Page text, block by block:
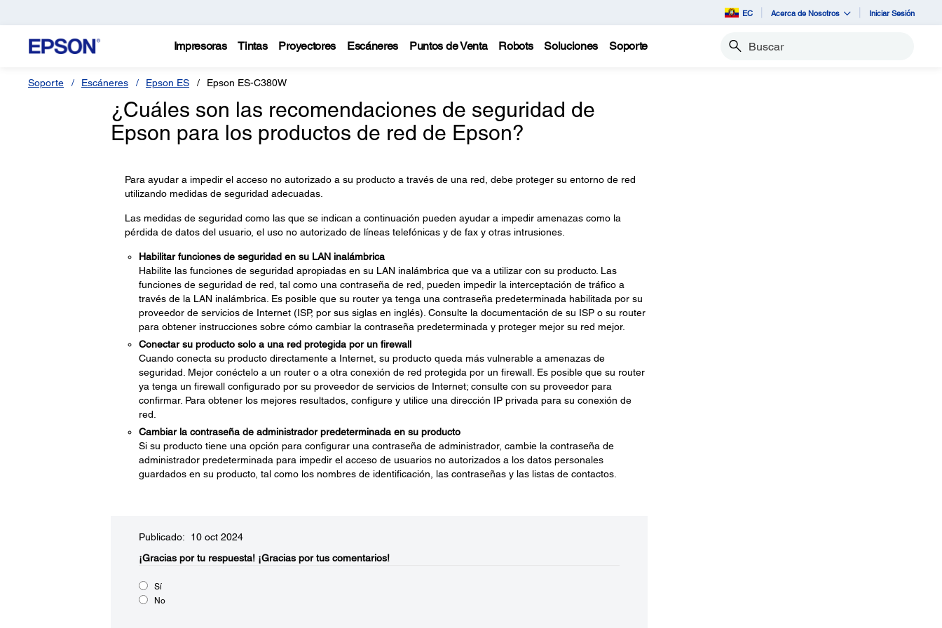
EC Acerca de Nosotros Iniciar Sesión
Impresoras Tintas Proyectores Escáneres Puntos de Venta Robots Soluciones Soporte Buscar
Soporte Escáneres Epson ES Epson ES-C380W
¿Cuáles son las recomendaciones de seguridad de
Epson para los productos de red de Epson?
Para ayudar a impedir el acceso no autorizado a su producto a través de una red, debe proteger su entorno de red
utilizando medidas de seguridad adecuadas.
Las medidas de seguridad como las que se indican a continuación pueden ayudar a impedir amenazas como la
pérdida de datos del usuario, el uso no autorizado de líneas telefónicas y de fax y otras intrusiones.
Habilitar funciones de seguridad en su LAN inalámbrica
Habilite las funciones de seguridad apropiadas en su LAN inalámbrica que va a utilizar con su producto. Las
funciones de seguridad de red, tal como una contraseña de red, pueden impedir la interceptación de tráfico a
través de la LAN inalámbrica. Es posible que su router ya tenga una contraseña predeterminada habilitada por su
proveedor de servicios de Internet (ISP, por sus siglas en inglés). Consulte la documentación de su ISP o su router
para obtener instrucciones sobre cómo cambiar la contraseña predeterminada y proteger mejor su red mejor.
Conectar su producto solo a una red protegida por un firewall
Cuando conecta su producto directamente a Internet, su producto queda más vulnerable a amenazas de
seguridad. Mejor conéctelo a un router o a otra conexión de red protegida por un firewall. Es posible que su router
ya tenga un firewall configurado por su proveedor de servicios de Internet; consulte con su proveedor para
confirmar. Para obtener los mejores resultados, configure y utilice una dirección IP privada para su conexión de
red.
Cambiar la contraseña de administrador predeterminada en su producto
Si su producto tiene una opción para configurar una contraseña de administrador, cambie la contraseña de
administrador predeterminada para impedir el acceso de usuarios no autorizados a los datos personales
guardados en su producto, tal como los nombres de identificación, las contraseñas y las listas de contactos.
Publicado: 10 oct 2024
¡Gracias por tu respuesta! ¡Gracias por tus comentarios!
Sí
No